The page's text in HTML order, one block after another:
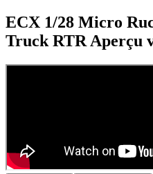
ECX 1/28 Micro
Truck RTR Aperçu